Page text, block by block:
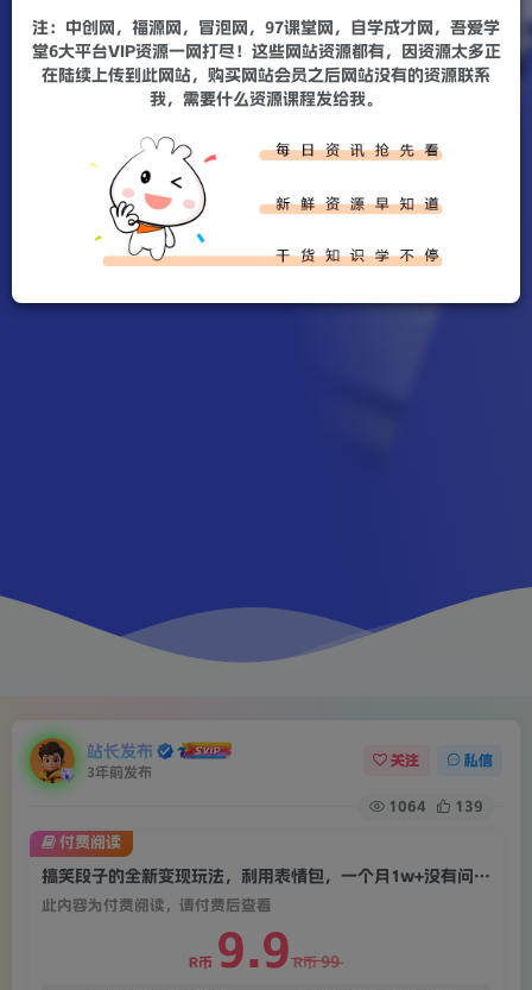
站长发布
3年前发布
关注 私信
1064 139
搞笑段子的全新变现玩法，利用表情包，一个月1w+没有问题【揭秘】
此内容为付费阅读，请付费后查看
R币 9.9 R币 99
付费阅读
注：中创网，福源网，冒泡网，97课堂网，自学成才网，吾爱学
堂6大平台VIP资源一网打尽！这些网站资源都有，因资源太多正
在陆续上传到此网站，购买网站会员之后网站没有的资源联系
我，需要什么资源课程发给我。